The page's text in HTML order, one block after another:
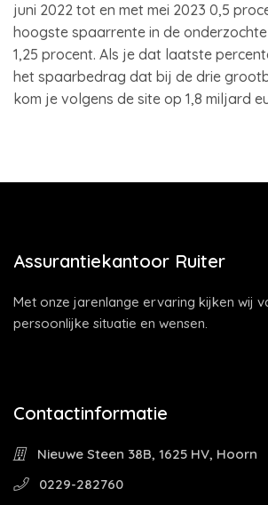
juni 2022 tot en met mei 2023 0,5
hoogste spaarrente in de
1,25 procent. Als je dat laatste
het spaarbedrag dat bij de drie
kom je volgens de site op 1,8 miljard
Assurantiekantoor Ruiter
Met onze jarenlange ervaring kijken wij
persoonlijke situatie en wensen.
Contactinformatie
Nieuwe Steen 38B, 1625 HV, Hoorn
0229-282760